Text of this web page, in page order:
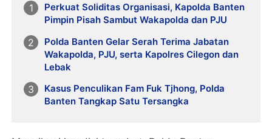
Perkuat Soliditas Organisasi, Kapolda Banten
Pimpin Pisah Sambut Wakapolda dan PJU
Polda Banten Gelar Serah Terima Jabatan
Wakapolda, PJU, serta Kapolres Cilegon dan
Lebak
Kasus Penculikan Fam Fuk Tjhong, Polda
Banten Tangkap Satu Tersangka